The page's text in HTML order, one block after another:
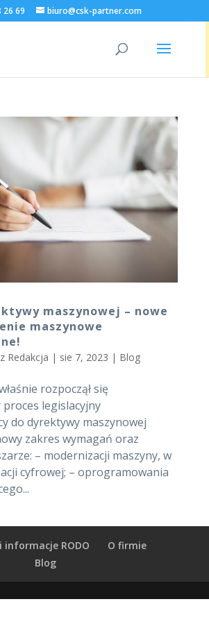
26 69 biuro@csk-partner.com
maszynowej – nowe
maszynowe
Redakcja | sie 7, 2023 | Blog
rozpoczął się
legislacyjny
do dyrektywy maszynowej
zakres wymagań oraz
– modernizacji maszyny, w
cyfrowej; – oprogramowania
informacje RODO
O firmie
Blog